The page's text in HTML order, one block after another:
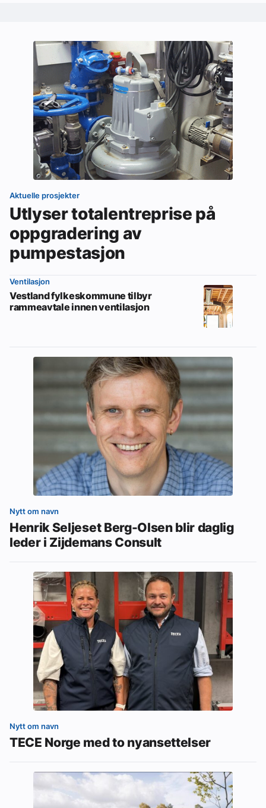
Aktuelle prosjekter
Utlyser totalentreprise på
oppgradering av
pumpestasjon
Ventilasjon
Vestland fylkeskommune tilbyr
rammeavtale innen ventilasjon
Nytt om navn
Henrik Seljeset Berg-Olsen blir daglig
leder i Zijdemans Consult
Nytt om navn
TECE Norge med to nyansettelser